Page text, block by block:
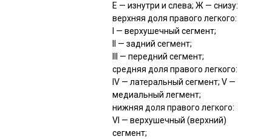
Е — изнутри и слева; Ж — снизу:
верхняя доля правого легкого:
I — верхушечный сегмент;
II — задний сегмент;
III — передний сегмент;
средняя доля правого легкого:
IV — латеральный сегмент; V —
медиальный легмент;
нижняя доля правого легкого:
VI — верхушечный (верхний)
сегмент;